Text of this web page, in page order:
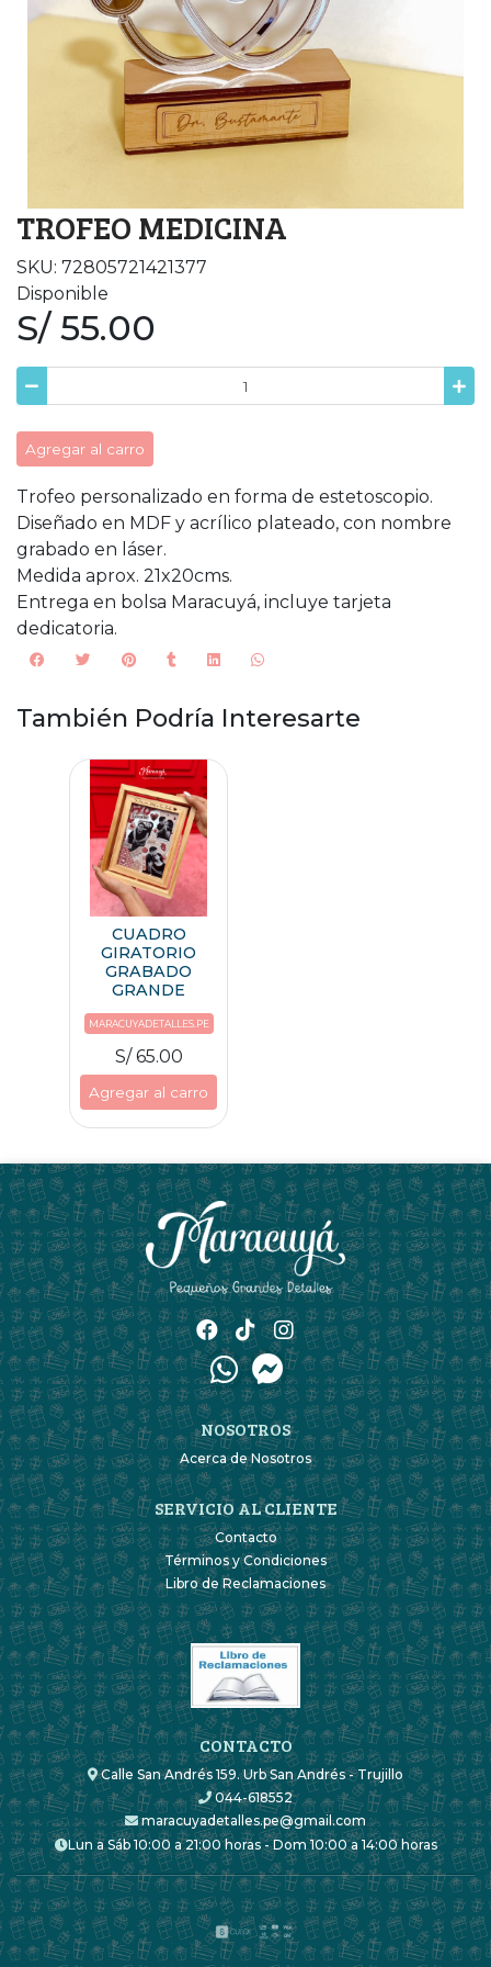
TROFEO MEDICINA
SKU: 72805721421377
Disponible
S/ 55.00
Agregar al carro
Trofeo personalizado en forma de estetoscopio.
Diseñado en MDF y acrílico plateado, con nombre
grabado en láser.
Medida aprox. 21x20cms.
Entrega en bolsa Maracuyá, incluye tarjeta
dedicatoria.
También Podría Interesarte
CUADRO
GIRATORIO
GRABADO
GRANDE
MARACUYADETALLES.PE
S/ 65.00
Agregar al carro
NOSOTROS
Acerca de Nosotros
SERVICIO AL CLIENTE
Contacto
Términos y Condiciones
Libro de Reclamaciones
CONTACTO
Calle San Andrés 159. Urb San Andrés - Trujillo
044-618552
maracuyadetalles.pe@gmail.com
Lun a Sáb 10:00 a 21:00 horas - Dom 10:00 a 14:00 horas